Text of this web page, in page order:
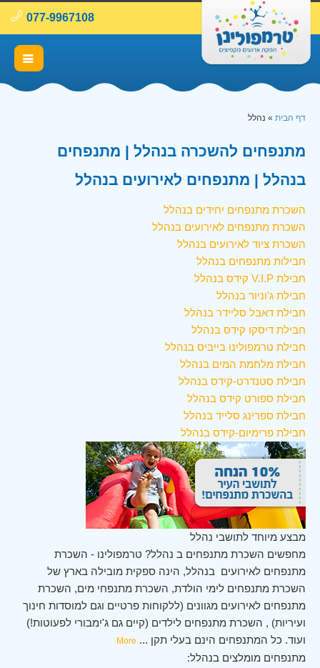
077-9967108
דף הבית » נהלל
מתנפחים להשכרה בנהלל | מתנפחים
בנהלל | מתנפחים לאירועים בנהלל
השכרת מתנפחים יחידים בנהלל
השכרת מתנפחים לאירועים בנהלל
השכרת ציוד לאירועים בנהלל
חבילות מתנפחים בנהלל
חבילת V.I.P קידס בנהלל
חבילת ג'וניור בנהלל
חבילת דאבל סליידר בנהלל
חבילת דיסקו קידס בנהלל
חבילת טרמפולינו בייביס בנהלל
חבילת מלחמת המים בנהלל
חבילת סטנדרט-קידס בנהלל
חבילת ספורט קידס בנהלל
חבילת ספרינג סלייד בנהלל
חבילת פרימיום-קידס בנהלל
מבצע מיוחד לתושבי נהלל
מחפשים השכרת מתנפחים ב נהלל? טרמפולינו - השכרת
מתנפחים לאירועים בנהלל, הינה ספקית מובילה בארץ של
השכרת מתנפחים לימי הולדת, השכרת מתנפחי מים, השכרת
מתנפחים לאירועים מגוונים (ללקוחות פרטיים וגם למוסדות חינוך
ועיריות) , השכרת מתנפחים לילדים (קיים גם ג'ימבורי לפעוטות!)
ועוד. כל המתנפחים הינם בעלי תקן ...
More
מתנפחים מומלצים בנהלל: